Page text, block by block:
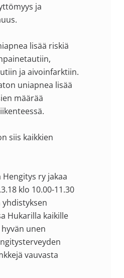
ja
lisää riskiä
ja aivoinfarktiin.
uniapnea lisää
määrää
siis kaikkien
ry jakaa
klo 10.00-11.30
yhdistyksen
Hukarilla kaikille
unen
vauvasta